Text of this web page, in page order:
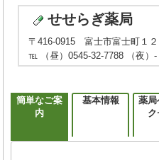
せせらぎ薬局
〒416-0915 富士市富士町１２
℡ （昼）0545-32-7788 （夜）-
簡単なご案
内
基本情報
薬局
ク